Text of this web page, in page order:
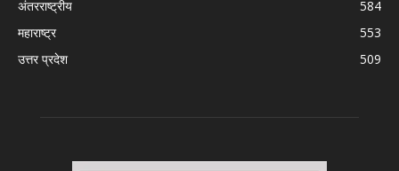
अंतरराष्ट्रीय
584
महाराष्ट्र
553
उत्तर प्रदेश
509